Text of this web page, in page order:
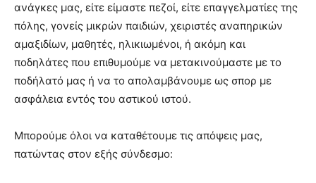
ανάγκες μας, είτε είμαστε πεζοί, είτε επαγγελματίες της
πόλης, γονείς μικρών παιδιών, χειριστές αναπηρικών
αμαξιδίων, μαθητές, ηλικιωμένοι, ή ακόμη και
ποδηλάτες που επιθυμούμε να μετακινούμαστε με το
ποδήλατό μας ή να το απολαμβάνουμε ως σπορ με
ασφάλεια εντός του αστικού ιστού.
Μπορούμε όλοι να καταθέτουμε τις απόψεις μας,
πατώντας στον εξής σύνδεσμο: